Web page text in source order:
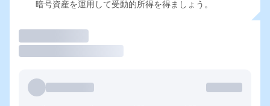
暗号資産を運用して受動的所得を得ましょう。